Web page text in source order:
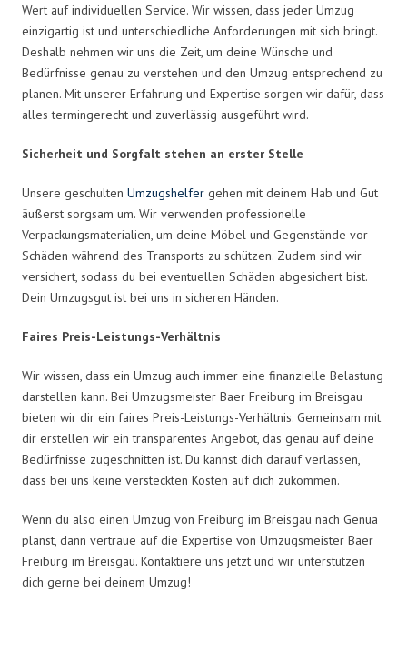
Wert auf individuellen Service. Wir wissen, dass jeder Umzug
einzigartig ist und unterschiedliche Anforderungen mit sich bringt.
Deshalb nehmen wir uns die Zeit, um deine Wünsche und
Bedürfnisse genau zu verstehen und den Umzug entsprechend zu
planen. Mit unserer Erfahrung und Expertise sorgen wir dafür, dass
alles termingerecht und zuverlässig ausgeführt wird.
Sicherheit und Sorgfalt stehen an erster Stelle
Unsere geschulten Umzugshelfer gehen mit deinem Hab und Gut
äußerst sorgsam um. Wir verwenden professionelle
Verpackungsmaterialien, um deine Möbel und Gegenstände vor
Schäden während des Transports zu schützen. Zudem sind wir
versichert, sodass du bei eventuellen Schäden abgesichert bist.
Dein Umzugsgut ist bei uns in sicheren Händen.
Faires Preis-Leistungs-Verhältnis
Wir wissen, dass ein Umzug auch immer eine finanzielle Belastung
darstellen kann. Bei Umzugsmeister Baer Freiburg im Breisgau
bieten wir dir ein faires Preis-Leistungs-Verhältnis. Gemeinsam mit
dir erstellen wir ein transparentes Angebot, das genau auf deine
Bedürfnisse zugeschnitten ist. Du kannst dich darauf verlassen,
dass bei uns keine versteckten Kosten auf dich zukommen.
Wenn du also einen Umzug von Freiburg im Breisgau nach Genua
planst, dann vertraue auf die Expertise von Umzugsmeister Baer
Freiburg im Breisgau. Kontaktiere uns jetzt und wir unterstützen
dich gerne bei deinem Umzug!